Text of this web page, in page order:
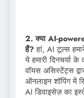
2. क्या AI-
हैं? हां, AI टूल्स
ये हमारी
वॉयस असिस्टेंट्स
ऑनलाइन शॉपिंग में
AI डिवाइसेज़ का